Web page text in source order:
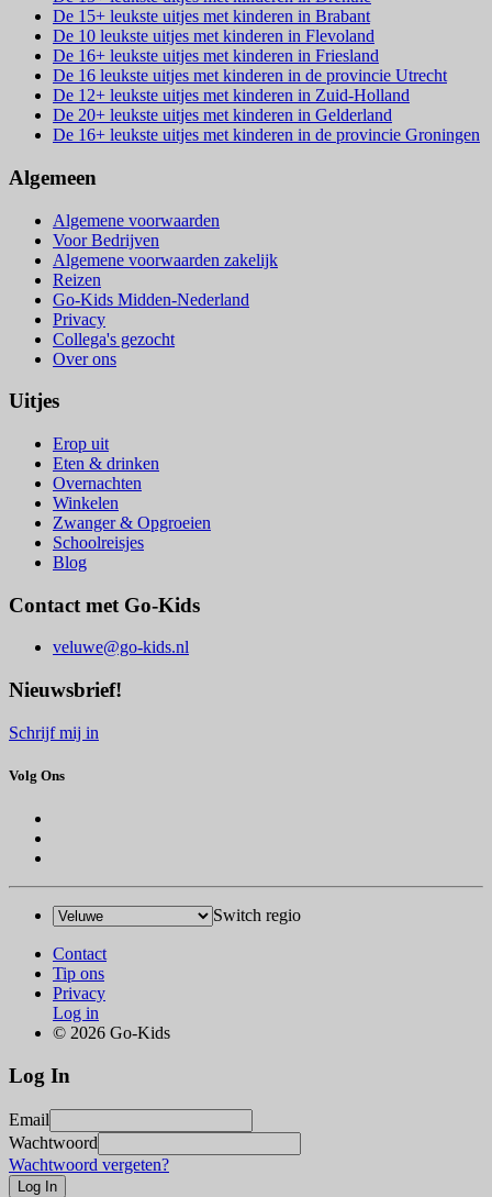
De 15+ leukste uitjes met kinderen in Brabant
De 10 leukste uitjes met kinderen in Flevoland
De 16+ leukste uitjes met kinderen in Friesland
De 16 leukste uitjes met kinderen in de provincie Utrecht
De 12+ leukste uitjes met kinderen in Zuid-Holland
De 20+ leukste uitjes met kinderen in Gelderland
De 16+ leukste uitjes met kinderen in de provincie Groningen
Algemeen
Algemene voorwaarden
Voor Bedrijven
Algemene voorwaarden zakelijk
Reizen
Go-Kids Midden-Nederland
Privacy
Collega's gezocht
Over ons
Uitjes
Erop uit
Eten & drinken
Overnachten
Winkelen
Zwanger & Opgroeien
Schoolreisjes
Blog
Contact met Go-Kids
veluwe@go-kids.nl
Nieuwsbrief!
Schrijf mij in
Volg Ons
Switch regio
Contact
Tip ons
Privacy
Log in
© 2026 Go-Kids
Log In
Email
Wachtwoord
Wachtwoord vergeten?